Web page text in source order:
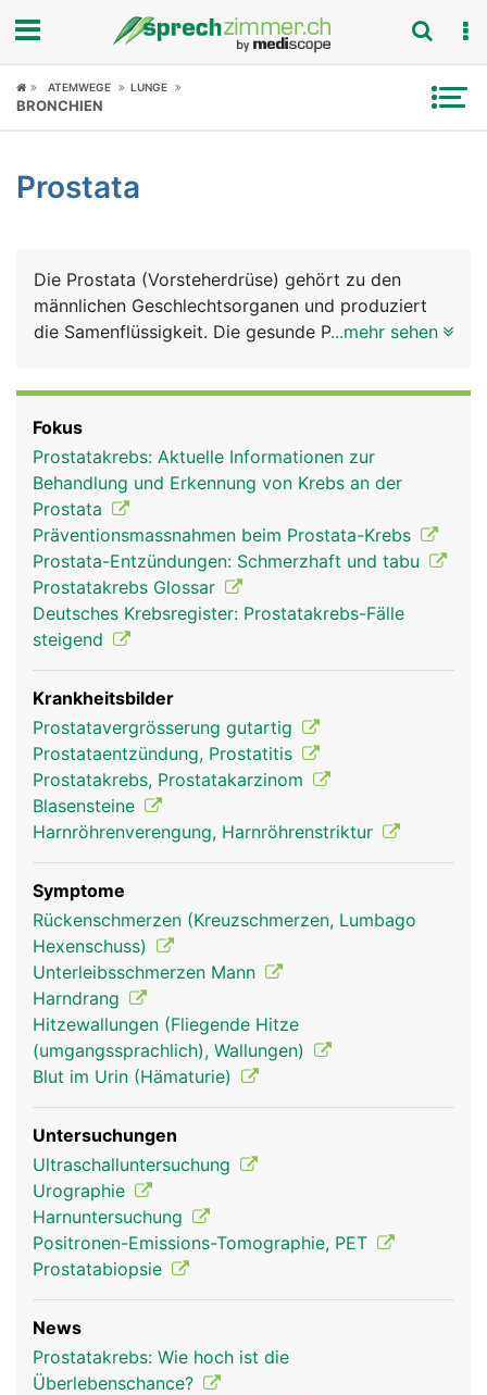
Fokus
Symptome
News
Rubriken
ATEMWEGE LUNGE
BRONCHIEN
Prostata
Die Prostata (Vorsteherdrüse) gehört zu den
männlichen Geschlechtsorganen und produziert
die Samenflüssigkeit. Die gesunde Prostata hat die
über den Anus ertastet werden kann. Die von der
Harnblase abgehende Harnröhre verläuft durch die
Mitte der Prostata. Hier tritt beim Samenerguss
(Ejakulation) die in der Prostata gebildete
Samenflüssigkeit in die Harnröhre über. Sie enthält
verschiedene Enzyme, die für eine Befruchtung der
weiblichen Eizelle benötigt werden. Mit
zunehmenden Alter vergrössert sich die Prostata.
...mehr sehen
Fokus
Prostatakrebs: Aktuelle Informationen zur
Behandlung und Erkennung von Krebs an der
Prostata
Präventionsmassnahmen beim Prostata-Krebs
Prostata-Entzündungen: Schmerzhaft und tabu
Prostatakrebs Glossar
Deutsches Krebsregister: Prostatakrebs-Fälle
steigend
Krankheitsbilder
Prostatavergrösserung gutartig
Prostataentzündung, Prostatitis
Prostatakrebs, Prostatakarzinom
Blasensteine
Harnröhrenverengung, Harnröhrenstriktur
Symptome
Rückenschmerzen (Kreuzschmerzen, Lumbago
Hexenschuss)
Unterleibsschmerzen Mann
Harndrang
Hitzewallungen (Fliegende Hitze
(umgangssprachlich), Wallungen)
Blut im Urin (Hämaturie)
Untersuchungen
Ultraschalluntersuchung
Urographie
Harnuntersuchung
Positronen-Emissions-Tomographie, PET
Prostatabiopsie
News
Prostatakrebs: Wie hoch ist die
Überlebenschance?